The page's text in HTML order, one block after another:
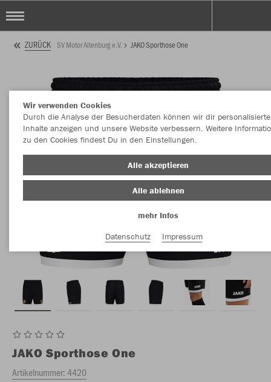
ZURÜCK SV Motor Altenburg e.V. JAKO Sporthose One
JAKO Sporthose One
Artikelnummer:4420
Wir verwenden Cookies
Durch die Analyse der Besucherdaten können wir dir personalisierte
Inhalte anzeigen und unsere Website verbessern. Weitere
zu den Cookies findest Du in den Einstellungen.
Alle akzeptieren
Alle ablehnen
mehr Infos
Datenschutz
Impressum